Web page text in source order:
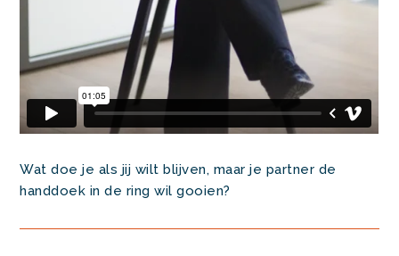
Wat doe je als jij wilt blijven, maar je partner de
handdoek in de ring wil gooien?